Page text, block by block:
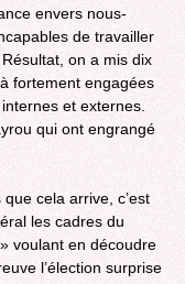
envers nous-
de travailler
on a mis dix
fortement engagées
et externes.
qui ont engrangé
cela arrive, c’est
les cadres du
voulant en découdre
l’élection surprise